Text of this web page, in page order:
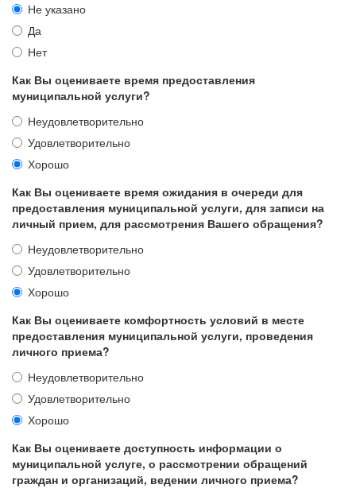
Не указано
Да
Нет
Как Вы оцениваете время предоставления
муниципальной услуги?
Неудовлетворительно
Удовлетворительно
Хорошо
Как Вы оцениваете время ожидания в очереди для
предоставления муниципальной услуги, для записи на
личный прием, для рассмотрения Вашего обращения?
Неудовлетворительно
Удовлетворительно
Хорошо
Как Вы оцениваете комфортность условий в месте
предоставления муниципальной услуги, проведения
личного приема?
Неудовлетворительно
Удовлетворительно
Хорошо
Как Вы оцениваете доступность информации о
муниципальной услуге, о рассмотрении обращений
граждан и организаций, ведении личного приема?